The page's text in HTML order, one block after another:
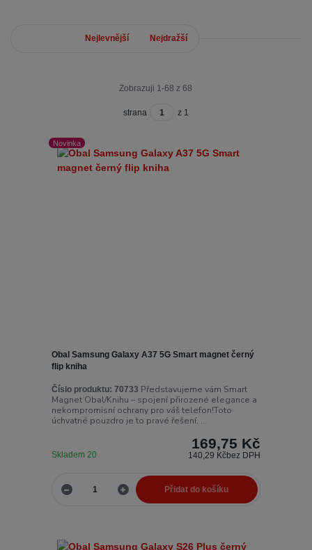
Nejlevnější Nejdražší
Zobrazuji 1-68 z 68
strana z 1
Novinka
Obal Samsung Galaxy A37 5G Smart magnet černý
flip kniha
Číslo produktu: 70733 Představujeme vám Smart
Magnet Obal/Knihu – spojení přirozené elegance a
nekompromisní ochrany pro váš telefon!Toto
úchvatné pouzdro je to pravé řešení, ...
169,75 Kč
140,29 Kčbez DPH
Skladem 20
Přidat do košíku